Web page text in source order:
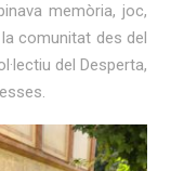
memòria, joc,
comunitat des del
del Desperta,